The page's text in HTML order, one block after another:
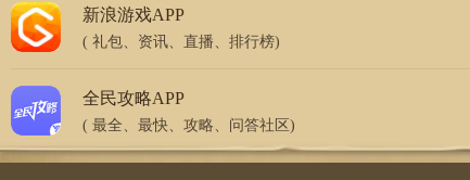
新浪游戏APP
( 礼包、资讯、直播、排行榜)
全民攻略APP
( 最全、最快、攻略、问答社区)